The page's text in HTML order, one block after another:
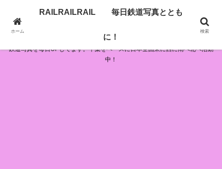
RAILRAILRAIL 毎日鉄道写真とともに！
鉄道写真を毎日UPしてます。千葉をベースに日本全国東に西に南へ北へ活動
中！
ホーム
RAILRAILRAIL 毎日鉄道写真ととも
に！
検索